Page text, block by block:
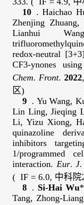
10 . Haichao
Zhenjing Zhuang,
Lianhui
redox-neutral
CF3-ynones
Chem. Front. 2022,
区)
9 . Yu Wang,
Lin Ling, Jieqing
Li, Yizu Xiong,
quinazoline
inhibitors
1/programmed
interaction. Eur.J.
( IF = 6.0, 中科院
8 . Si-Hai Wu
Tang, Zhong-